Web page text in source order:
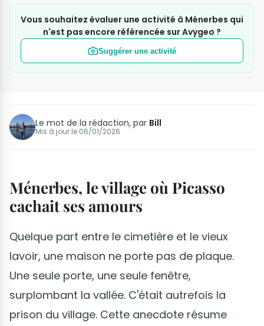
Vous souhaitez évaluer une activité à Ménerbes qui
n'est pas encore référencée sur Avygeo ?
Suggérer une activité
Le mot de la rédaction, par Bill
Mis à jour le 06/01/2026
Ménerbes, le village où Picasso
cachait ses amours
Quelque part entre le cimetière et le vieux
lavoir, une maison ne porte pas de plaque.
Une seule porte, une seule fenêtre,
surplombant la vallée. C'était autrefois la
prison du village. Cette anecdote résume